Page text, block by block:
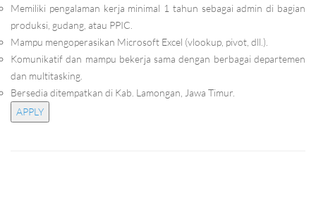
Memiliki pengalaman kerja minimal 1 tahun sebagai admin di bagian
produksi, gudang, atau PPIC.
Mampu mengoperasikan Microsoft Excel (vlookup, pivot, dll.).
Komunikatif dan mampu bekerja sama dengan berbagai departemen
dan multitasking.
Bersedia ditempatkan di Kab. Lamongan, Jawa Timur.
APPLY